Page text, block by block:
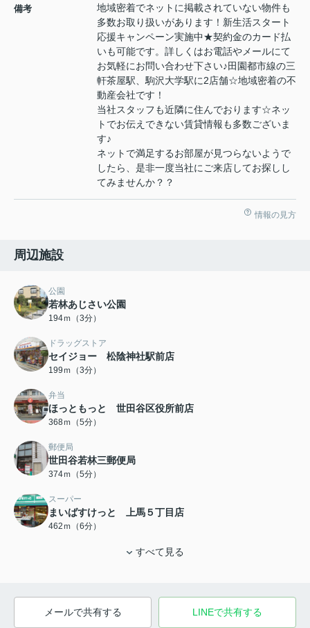
備考
地域密着でネットに掲載されていない物件も
多数お取り扱いがあります！新生活スタート
応援キャンペーン実施中★契約金のカード払
いも可能です。詳しくはお電話やメールにて
お気軽にお問い合わせ下さい♪田園都市線の三
軒茶屋駅、駒沢大学駅に2店舗☆地域密着の不
動産会社です！
当社スタッフも近隣に住んでおります☆ネッ
トでお伝えできない賃貸情報も多数ございま
す♪
ネットで満足するお部屋が見つらないようで
したら、是非一度当社にご来店してお探しし
てみませんか？？
情報の見方
周辺施設
公園
若林あじさい公園
194ｍ（3分）
ドラッグストア
セイジョー 松陰神社駅前店
199ｍ（3分）
弁当
ほっともっと 世田谷区役所前店
368ｍ（5分）
郵便局
世田谷若林三郵便局
374ｍ（5分）
スーパー
まいばすけっと 上馬５丁目店
462ｍ（6分）
すべて見る
メールで共有する LINEで共有する